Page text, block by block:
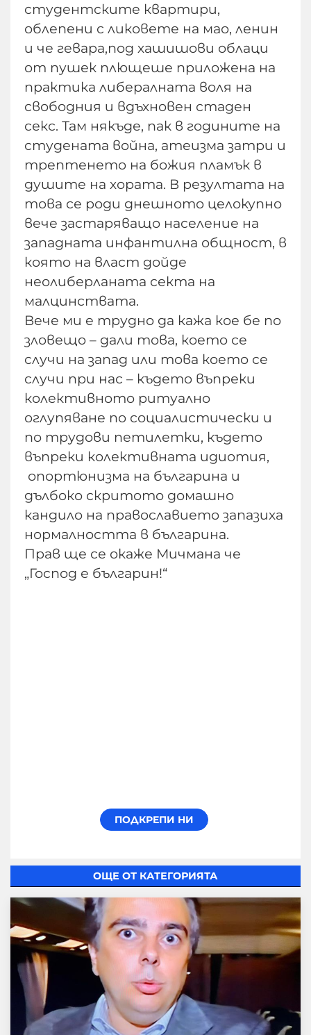
студентските квартири,
облепени с ликовете на мао, ленин
и че гевара,под хашишови облаци
от пушек плющеше приложена на
практика либералната воля на
свободния и вдъхновен стаден
секс. Там някъде, пак в годините на
студената война, атеизма затри и
трептенето на божия пламък в
душите на хората. В резултата на
това се роди днешното целокупно
вече застаряващо население на
западната инфантилна общност, в
която на власт дойде
неолиберланата секта на
малцинствата.
Вече ми е трудно да кажа кое бе по
зловещо – дали това, което се
случи на запад или това което се
случи при нас – където въпреки
колективното ритуално
оглупяване по социалистически и
по трудови петилетки, където
въпреки колективната идиотия,
опортюнизма на българина и
дълбоко скритото домашно
кандило на православието запазиха
нормалността в българина.
Прав ще се окаже Мичмана че
„Господ е българин!“
ОЩЕ ОТ КАТЕГОРИЯТА